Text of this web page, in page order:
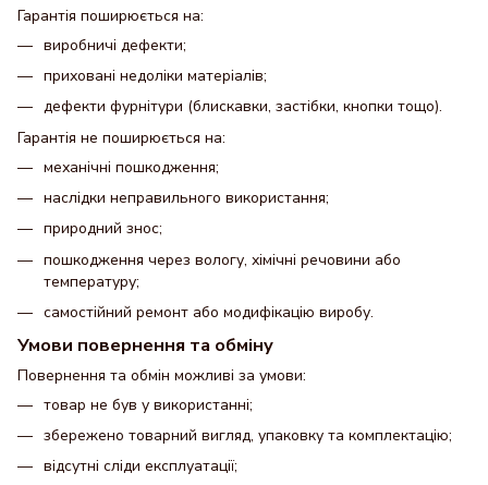
Гарантія поширюється на:
виробничі дефекти;
приховані недоліки матеріалів;
дефекти фурнітури (блискавки, застібки, кнопки тощо).
Гарантія не поширюється на:
механічні пошкодження;
наслідки неправильного використання;
природний знос;
пошкодження через вологу, хімічні речовини або
температуру;
самостійний ремонт або модифікацію виробу.
Умови повернення та обміну
Повернення та обмін можливі за умови:
товар не був у використанні;
збережено товарний вигляд, упаковку та комплектацію;
відсутні сліди експлуатації;